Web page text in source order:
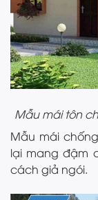
Mẫu mái tôn
Mẫu mái
lại mang đậm
cách giả ngói.